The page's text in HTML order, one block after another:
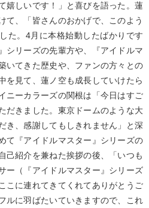
嬉しいです！」と喜びを語った。蓮
て、「皆さんのおかげで、このよう
た。4月に本格始動したばかりです
シリーズの先輩方や、『アイドルマ
いてきた歴史や、ファンの方々との
を見て、蓮ノ空も成長していけたら
ニーカラーズの関根は「今日はすご
だきました。東京ドームのような大
き、感謝してもしきれません」と深
て『アイドルマスター』シリーズの
己紹介を兼ねた挨拶の後、「いつも
ー（『アイドルマスター』シリーズ
こに連れてきてくれてありがとうご
ルに羽ばたいていきますので、これ